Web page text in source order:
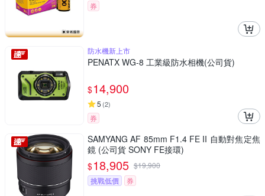
券
防水機新上市
PENATX WG-8 工業級防水相機(公司貨)
$14,900
5 (2)
券
SAMYANG AF 85mm F1.4 FE II 自動對焦定焦
鏡 (公司貨 SONY FE接環)
$18,905 $19,900
挑戰低價
券